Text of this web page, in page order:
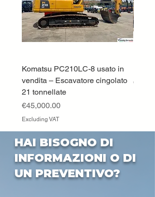
Komatsu PC210LC-8 usato in
vendita – Escavatore cingolato
21 tonnellate
Price
€45,000.00
Excluding VAT
Price
HAI BISOGNO DI
INFORMAZIONI O DI
UN PREVENTIVO?